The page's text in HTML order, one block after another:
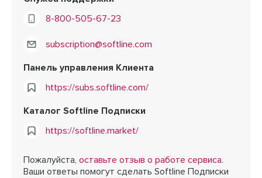
8-800-505-67-23
subscription@softline.com
Панель управления Клиента
https://subs.softline.com/
Каталог Softline Подписки
https://softline.market/
Пожалуйста, оставьте отзыв о работе сервиса.
Ваши ответы помогут сделать Softline Подписки